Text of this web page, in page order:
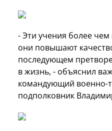
- Эти учения более
они повышают
последующем
в жизнь, - объяснил
командующий военно-
подполковник